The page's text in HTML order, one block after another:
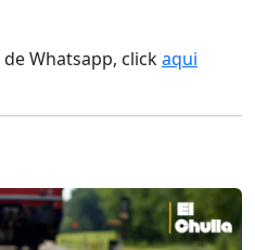
Whatsapp, clickaqui